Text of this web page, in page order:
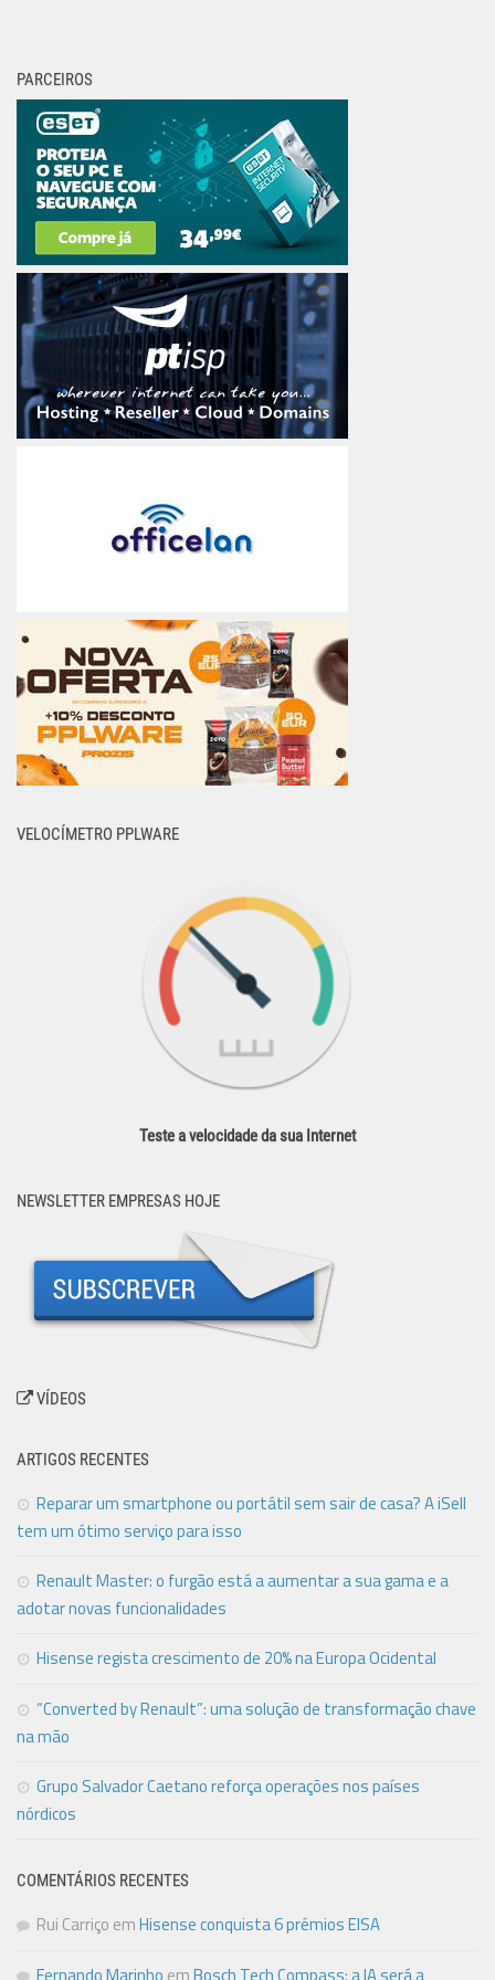
PARCEIROS
VELOCÍMETRO PPLWARE
Teste a velocidade da sua Internet
NEWSLETTER EMPRESAS HOJE
VÍDEOS
ARTIGOS RECENTES
Reparar um smartphone ou portátil sem sair de casa? A iSell
tem um ótimo serviço para isso
Renault Master: o furgão está a aumentar a sua gama e a
adotar novas funcionalidades
Hisense regista crescimento de 20% na Europa Ocidental
“Converted by Renault”: uma solução de transformação chave
na mão
Grupo Salvador Caetano reforça operações nos países
nórdicos
COMENTÁRIOS RECENTES
Rui Carriço emHisense conquista 6 prémios EISA